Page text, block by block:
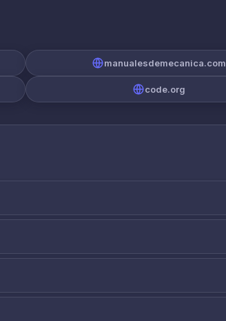
manualesdemecanica.com
code.org